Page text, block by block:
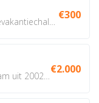
€300
€2.000